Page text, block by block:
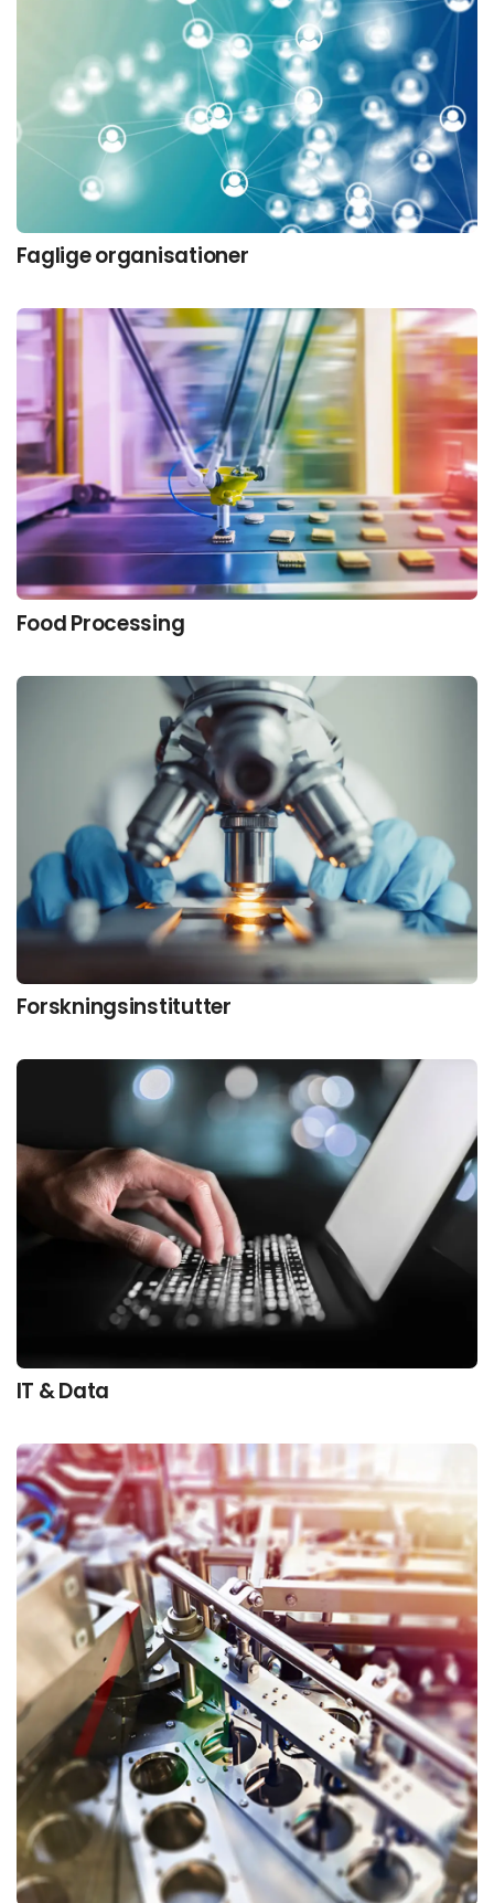
Faglige organisationer
Food Processing
Forskningsinstitutter
IT & Data